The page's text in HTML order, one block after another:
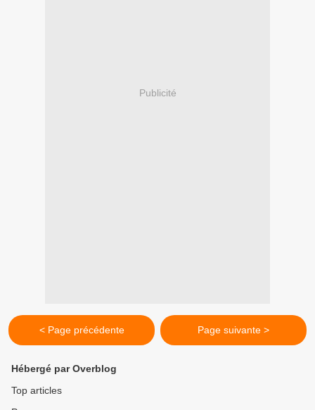
Publicité
< Page précédente Page suivante >
Hébergé par Overblog
Top articles